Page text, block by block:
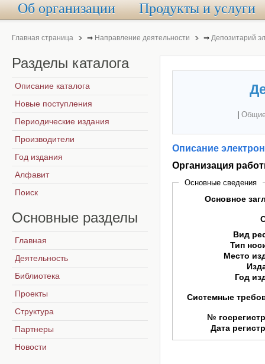
Об организации Продукты и услуги
Главная страница ⇒ Направление деятельности ⇒ Депозитарий
Описание
Организация
Основные сведения
Основное
Вид
Тип
Место
Год
Системные
№
Дата
Разделы каталога
Описание каталога
Новые поступления
Периодические издания
Производители
Год издания
Алфавит
Поиск
Основные разделы
Главная
Деятельность
Библиотека
Проекты
Структура
Партнеры
Новости